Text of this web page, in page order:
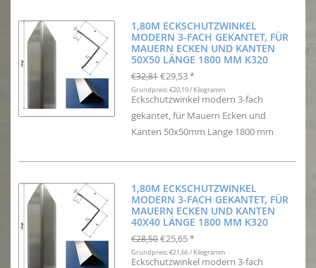
1,80M ECKSCHUTZWINKEL
MODERN 3-FACH GEKANTET, FÜR
MAUERN ECKEN UND KANTEN
50X50 LÄNGE 1800 MM K320
€32,81 €29,53 *
Grundpreis: €20,19 / Kilogramm
Eckschutzwinkel modern 3-fach
gekantet, für Mauern Ecken und
Kanten 50x50mm Länge 1800 mm
1,80M ECKSCHUTZWINKEL
MODERN 3-FACH GEKANTET, FÜR
MAUERN ECKEN UND KANTEN
40X40 LÄNGE 1800 MM K320
€28,50 €25,65 *
Grundpreis: €21,66 / Kilogramm
Eckschutzwinkel modern 3-fach